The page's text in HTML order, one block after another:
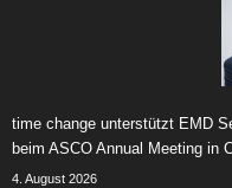
time change unterstützt EMD
beim ASCO Annual Meeting in
4. August 2026